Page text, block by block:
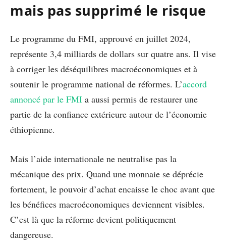
mais pas supprimé le risque
Le programme du FMI, approuvé en juillet 2024,
représente 3,4 milliards de dollars sur quatre ans. Il vise
à corriger les déséquilibres macroéconomiques et à
soutenir le programme national de réformes. L’accord
annoncé par le FMI a aussi permis de restaurer une
partie de la confiance extérieure autour de l’économie
éthiopienne.
Mais l’aide internationale ne neutralise pas la
mécanique des prix. Quand une monnaie se déprécie
fortement, le pouvoir d’achat encaisse le choc avant que
les bénéfices macroéconomiques deviennent visibles.
C’est là que la réforme devient politiquement
dangereuse.